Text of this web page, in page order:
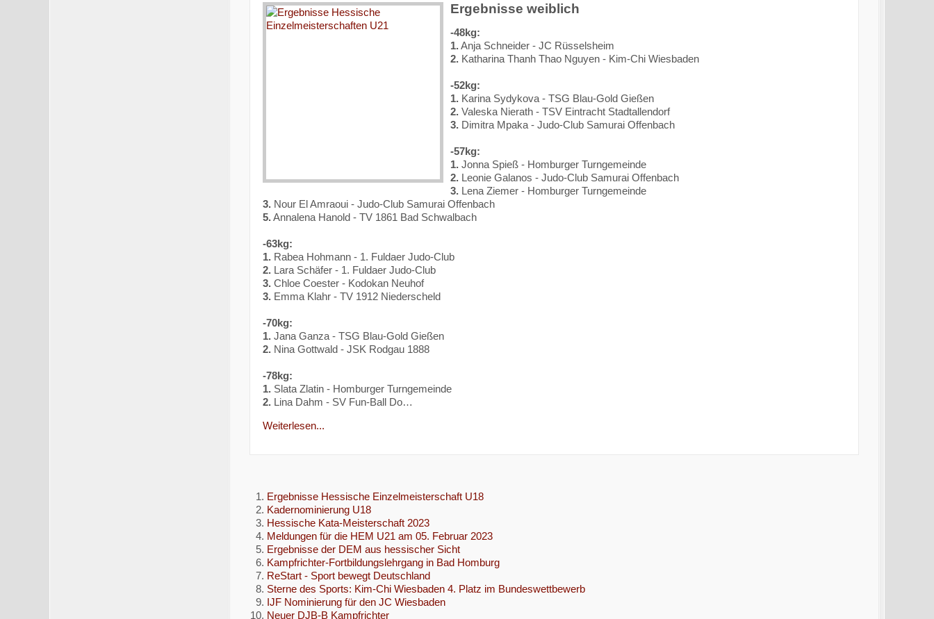
Ergebnisse weiblich
-48kg:
1.Anja Schneider - JC Rüsselsheim
2.Katharina Thanh Thao Nguyen - Kim-Chi Wiesbaden
-52kg:
1.Karina Sydykova - TSG Blau-Gold Gießen
2.Valeska Nierath - TSV Eintracht Stadtallendorf
3.Dimitra Mpaka - Judo-Club Samurai Offenbach
-57kg:
1.Jonna Spieß - Homburger Turngemeinde
2.Leonie Galanos - Judo-Club Samurai Offenbach
3.Lena Ziemer - Homburger Turngemeinde
3.Nour El Amraoui - Judo-Club Samurai Offenbach
5.Annalena Hanold - TV 1861 Bad Schwalbach
-63kg:
1.Rabea Hohmann - 1. Fuldaer Judo-Club
2.Lara Schäfer - 1. Fuldaer Judo-Club
3.Chloe Coester - Kodokan Neuhof
3.Emma Klahr - TV 1912 Niederscheld
-70kg:
1.Jana Ganza - TSG Blau-Gold Gießen
2.Nina Gottwald - JSK Rodgau 1888
-78kg:
1.Slata Zlatin - Homburger Turngemeinde
2.Lina Dahm - SV Fun-Ball Do…
Weiterlesen...
Ergebnisse Hessische Einzelmeisterschaft U18
Kadernominierung U18
Hessische Kata-Meisterschaft 2023
Meldungen für die HEM U21 am 05. Februar 2023
Ergebnisse der DEM aus hessischer Sicht
Kampfrichter-Fortbildungslehrgang in Bad Homburg
ReStart - Sport bewegt Deutschland
Sterne des Sports: Kim-Chi Wiesbaden 4. Platz im Bundeswettbewerb
IJF Nominierung für den JC Wiesbaden
Neuer DJB-B Kampfrichter